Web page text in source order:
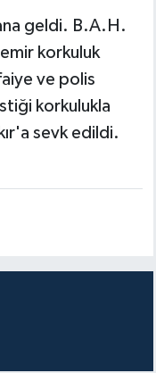
geldi. B.A.H.
korkuluk
ve polis
korkulukla
sevk edildi.